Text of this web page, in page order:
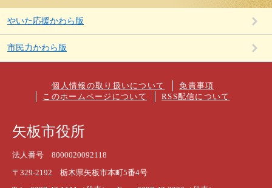
やいた応援かわら版
市民力かわら版
個人情報の取り扱いについて
免責事項
このホームページについて
RSS配信について
矢板市役所
法人番号 8000020092118
〒329-2192 栃木県矢板市本町5番4号